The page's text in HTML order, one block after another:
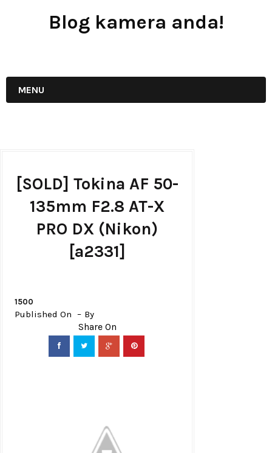
Blog kamera anda!
MENU
[SOLD] Tokina AF 50-
135mm F2.8 AT-X
PRO DX (Nikon)
[a2331]
1500
Published On By